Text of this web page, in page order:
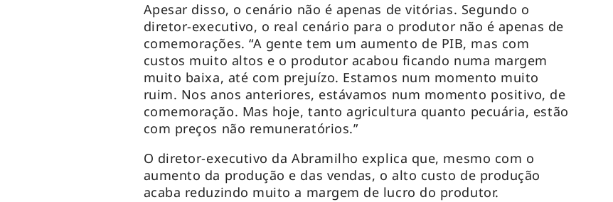
Apesar disso, o cenário não é apenas de vitórias. Segundo o
diretor-executivo, o real cenário para o produtor não é apenas de
comemorações. “A gente tem um aumento de PIB, mas com
custos muito altos e o produtor acabou ficando numa margem
muito baixa, até com prejuízo. Estamos num momento muito
ruim. Nos anos anteriores, estávamos num momento positivo, de
comemoração. Mas hoje, tanto agricultura quanto pecuária, estão
com preços não remuneratórios.”
O diretor-executivo da Abramilho explica que, mesmo com o
aumento da produção e das vendas, o alto custo de produção
acaba reduzindo muito a margem de lucro do produtor.